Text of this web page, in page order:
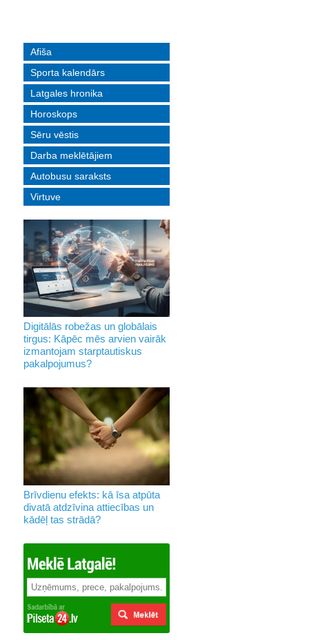
Afiša
Sporta kalendārs
Latgales hronika
Horoskops
Sēru vēstis
Darba meklētājiem
Autobusu saraksts
Virtuve
Digitālās robežas un globālais
tirgus: Kāpēc mēs arvien vairāk
izmantojam starptautiskus
pakalpojumus?
Brīvdienu efekts: kā īsa atpūta
divatā atdzīvina attiecības un
kādēļ tas strādā?